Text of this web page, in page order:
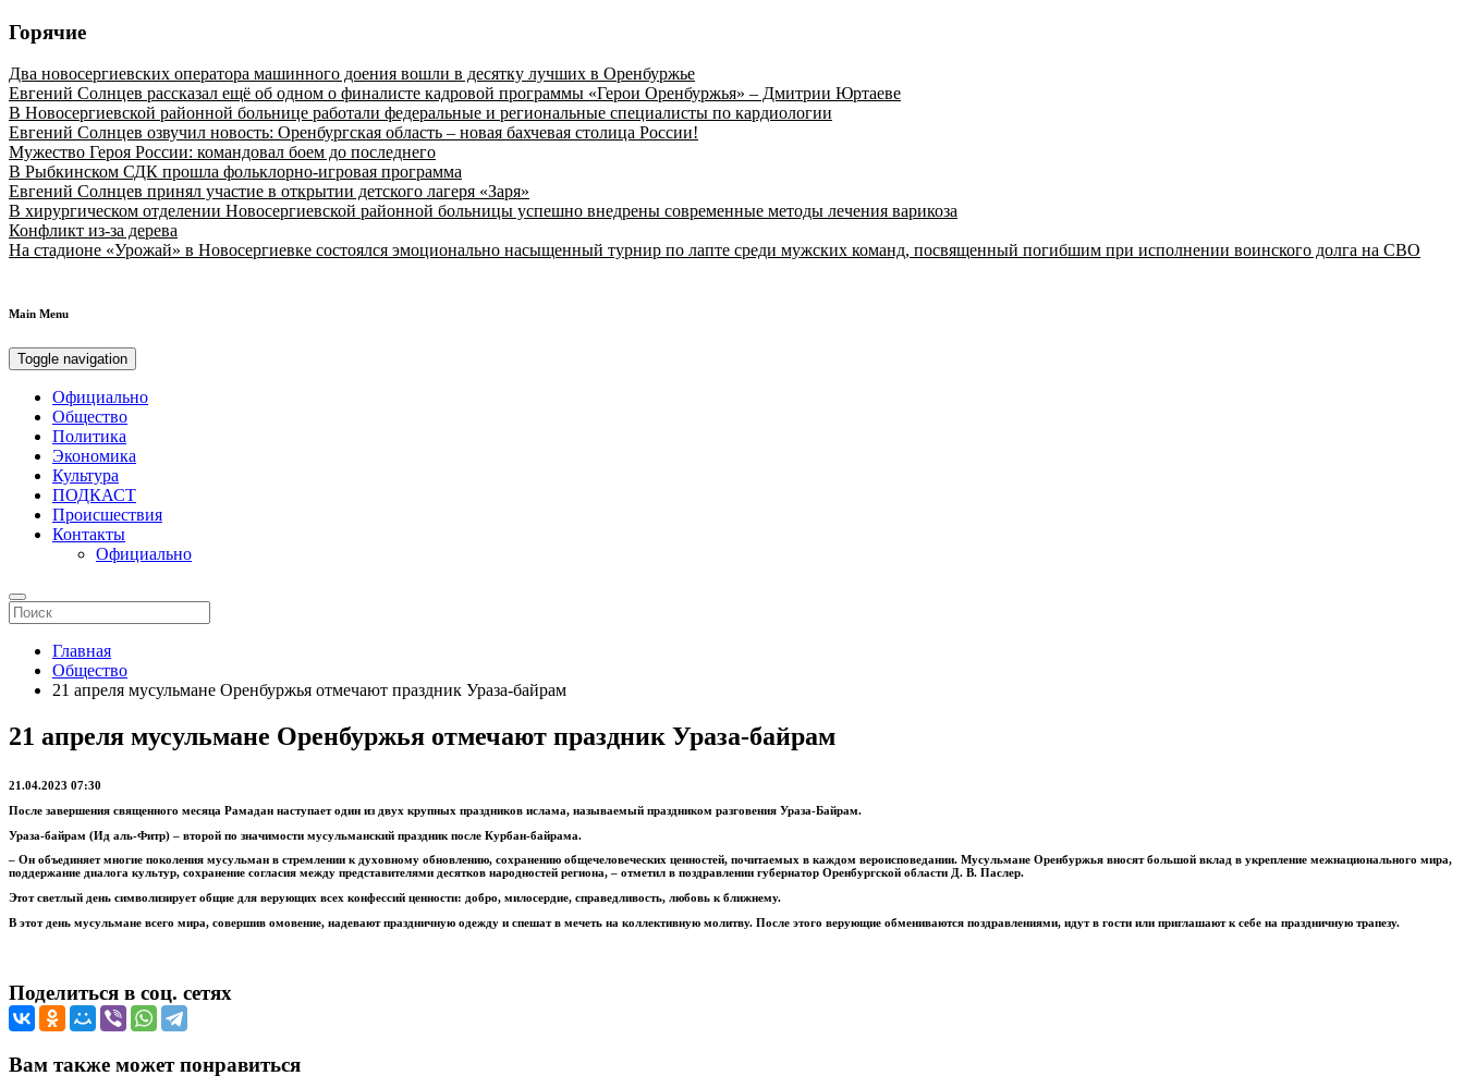
Горячие
Два новосергиевских оператора машинного доения вошли в десятку лучших в Оренбуржье
Евгений Солнцев рассказал ещё об одном о финалисте кадровой программы «Герои Оренбуржья» – Дмитрии Юртаеве
В Новосергиевской районной больнице работали федеральные и региональные специалисты по кардиологии
Евгений Солнцев озвучил новость: Оренбургская область – новая бахчевая столица России!
Мужество Героя России: командовал боем до последнего
В Рыбкинском СДК прошла фольклорно-игровая программа
Евгений Солнцев принял участие в открытии детского лагеря «Заря»
В хирургическом отделении Новосергиевской районной больницы успешно внедрены современные методы лечения варикоза
Конфликт из-за дерева
На стадионе «Урожай» в Новосергиевке состоялся эмоционально насыщенный турнир по лапте среди мужских команд, посвященный погибшим при исполнении воинского долга на СВО
Main Menu
Toggle navigation
Официально
Общество
Политика
Экономика
Культура
ПОДКАСТ
Происшествия
Контакты
Официально
Главная
Общество
21 апреля мусульмане Оренбуржья отмечают праздник Ураза-байрам
21 апреля мусульмане Оренбуржья отмечают праздник Ураза-байрам
21.04.2023 07:30
После завершения священного месяца Рамадан наступает один из двух крупных праздников ислама, называемый праздником разговения Ураза-Байрам.
Ураза-байрам (Ид аль-Фитр) – второй по значимости мусульманский праздник после Курбан-байрама.
– Он объединяет многие поколения мусульман в стремлении к духовному обновлению, сохранению общечеловеческих ценностей, почитаемых в каждом вероисповедании. Мусульмане Оренбуржья вносят большой вклад в укрепление межнационального мира,
поддержание диалога культур, сохранение согласия между представителями десятков народностей региона, – отметил в поздравлении губернатор Оренбургской области Д. В. Паслер.
Этот светлый день символизирует общие для верующих всех конфессий ценности: добро, милосердие, справедливость, любовь к ближнему.
В этот день мусульмане всего мира, совершив омовение, надевают праздничную одежду и спешат в мечеть на коллективную молитву. После этого верующие обмениваются поздравлениями, идут в гости или приглашают к себе на праздничную трапезу.
Поделиться в соц. сетях
Вам также может понравиться